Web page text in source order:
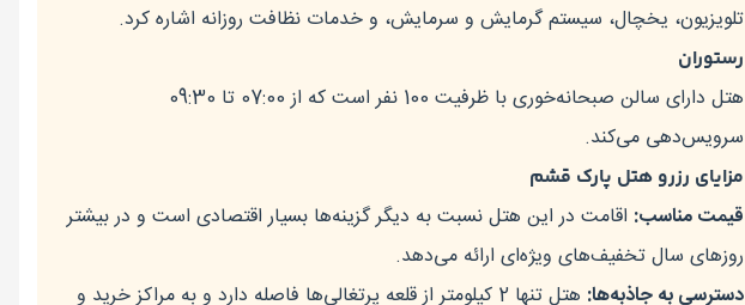
تلویزیون، یخچال، سیستم گرمایش و سرمایش، و خدمات نظافت روزانه اشاره کرد.
رستوران
هتل دارای سالن صبحانه‌خوری با ظرفیت 100 نفر است که از 07:00 تا 09:30
سرویس‌دهی می‌کند.
مزایای رزرو هتل پارک قشم
قیمت مناسب: اقامت در این هتل نسبت به دیگر گزینه‌ها بسیار اقتصادی است و در بیشتر
روزهای سال تخفیف‌های ویژه‌ای ارائه می‌دهد.
دسترسی به جاذبه‌ها:
هتل تنها 2 کیلومتر از قلعه پرتغالی‌ها فاصله دارد و به مراکز خرید و